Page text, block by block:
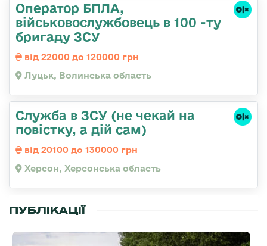
Оператор БПЛА,
військовослужбовець в 100 -ту
бригаду ЗСУ
від 22000 до 120000 грн
Луцьк, Волинська область
Служба в ЗСУ (не чекай на
повістку, а дій сам)
від 20100 до 130000 грн
Херсон, Херсонська область
ПУБЛІКАЦІЇ